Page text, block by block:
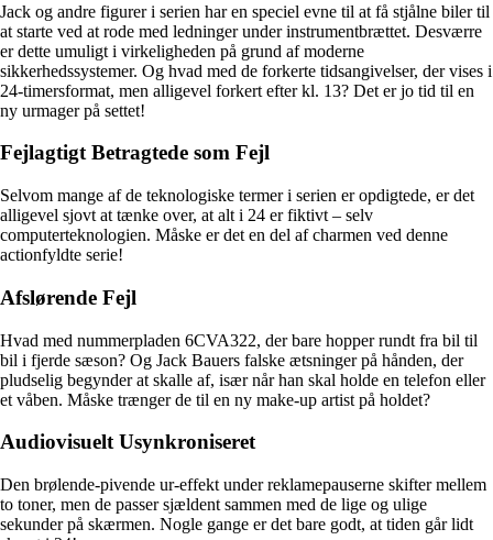
Jack og andre figurer i serien har en speciel evne til at få stjålne biler til
at starte ved at rode med ledninger under instrumentbrættet. Desværre
er dette umuligt i virkeligheden på grund af moderne
sikkerhedssystemer. Og hvad med de forkerte tidsangivelser, der vises i
24-timersformat, men alligevel forkert efter kl. 13? Det er jo tid til en
ny urmager på settet!
Fejlagtigt Betragtede som Fejl
Selvom mange af de teknologiske termer i serien er opdigtede, er det
alligevel sjovt at tænke over, at alt i 24 er fiktivt – selv
computerteknologien. Måske er det en del af charmen ved denne
actionfyldte serie!
Afslørende Fejl
Hvad med nummerpladen 6CVA322, der bare hopper rundt fra bil til
bil i fjerde sæson? Og Jack Bauers falske ætsninger på hånden, der
pludselig begynder at skalle af, især når han skal holde en telefon eller
et våben. Måske trænger de til en ny make-up artist på holdet?
Audiovisuelt Usynkroniseret
Den brølende-pivende ur-effekt under reklamepauserne skifter mellem
to toner, men de passer sjældent sammen med de lige og ulige
sekunder på skærmen. Nogle gange er det bare godt, at tiden går lidt